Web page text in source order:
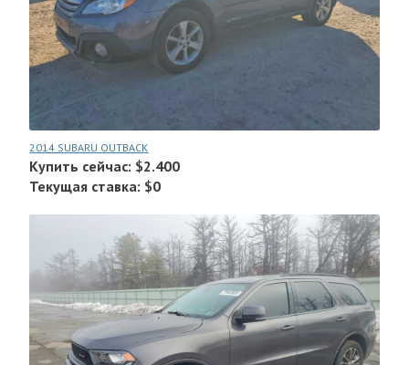
2014 SUBARU OUTBACK
Купить сейчас: $2.400
Текущая ставка: $0